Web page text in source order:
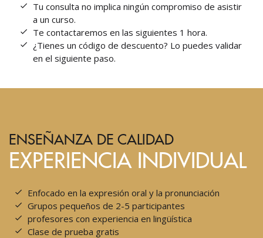
Tu consulta no implica ningún compromiso de asistir
a un curso.
Te contactaremos en las siguientes 1 hora.
¿Tienes un código de descuento? Lo puedes validar
en el siguiente paso.
ENSEÑANZA DE CALIDAD
EXPERIENCIA INDIVIDUAL
Enfocado en la expresión oral y la pronunciación
Grupos pequeños de 2-5 participantes
profesores con experiencia en lingüística
Clase de prueba gratis